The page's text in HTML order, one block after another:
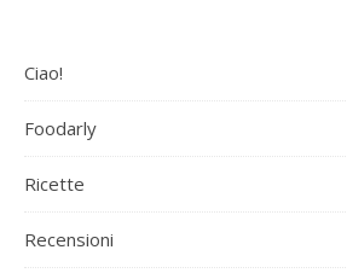
Ciao!
Foodarly
Ricette
Recensioni